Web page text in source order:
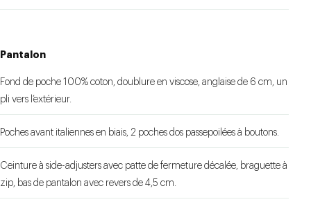
Pantalon
Fond de poche 100% coton, doublure en viscose, anglaise de 6 cm, un
pli vers l’extérieur.
Poches avant italiennes en biais, 2 poches dos passepoilées à boutons.
Ceinture à side-adjusters avec patte de fermeture décalée, braguette à
zip, bas de pantalon avec revers de 4,5 cm.